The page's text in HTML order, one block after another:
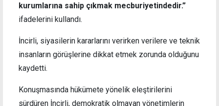
kurumlarına sahip çıkmak mecburiyetindedir.”
ifadelerini kullandı.
İncirli, siyasilerin kararlarını verirken verilere ve teknik
insanların görüşlerine dikkat etmek zorunda olduğunu
kaydetti.
Konuşmasında hükümete yönelik eleştirilerini
sürdüren İncirli, demokratik olmayan yönetimlerin